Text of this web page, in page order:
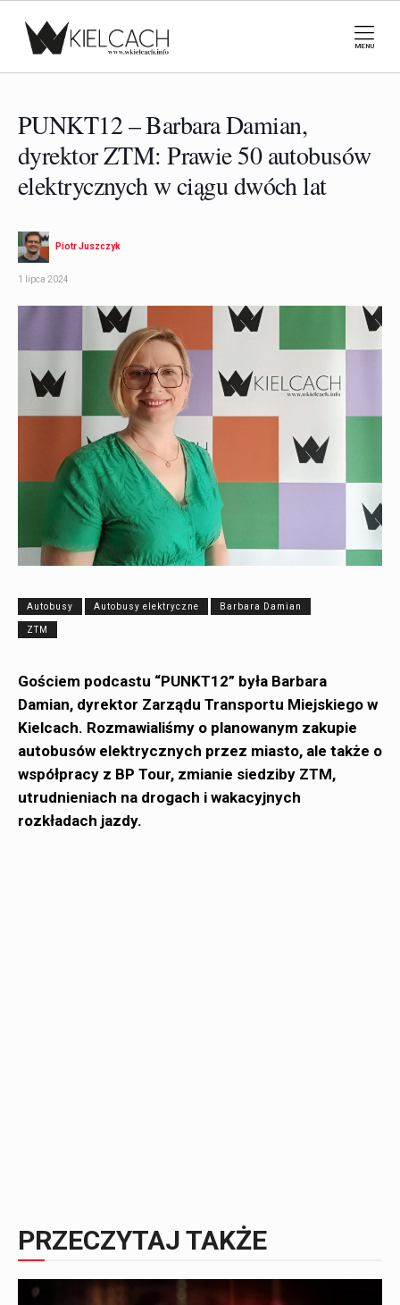
MENU
PUNKT12 – Barbara Damian,
dyrektor ZTM: Prawie 50 autobusów
elektrycznych w ciągu dwóch lat
Piotr Juszczyk
1 lipca 2024
Autobusy Autobusy elektryczne Barbara Damian
ZTM
Gościem podcastu “PUNKT12” była Barbara
Damian, dyrektor Zarządu Transportu Miejskiego w
Kielcach. Rozmawialiśmy o planowanym zakupie
autobusów elektrycznych przez miasto, ale także o
współpracy z BP Tour, zmianie siedziby ZTM,
utrudnieniach na drogach i wakacyjnych
rozkładach jazdy.
PRZECZYTAJ TAKŻE